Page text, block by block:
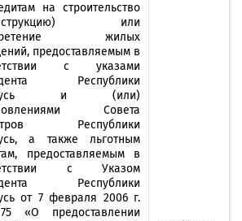
на строительство
или
жилых
предоставляемым в
с указами
Республики
и (или)
Совета
Республики
а также льготным
предоставляемым в
с Указом
Республики
от 7 февраля 2006 г.
предоставлении